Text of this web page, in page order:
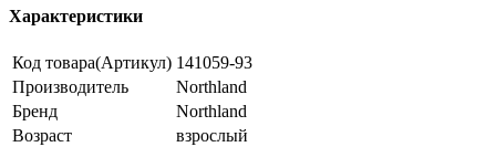
Характеристики
Код товара(Артикул) 141059-93
Производитель
Northland
Бренд
Northland
Возраст
взрослый